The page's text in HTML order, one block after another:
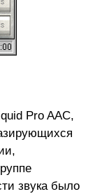
Pro AAC,
звука было